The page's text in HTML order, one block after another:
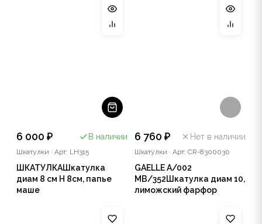
6 000 ₽ В наличии
Шкатулки · Арт: LH315
ШКАТУЛКАШкатулка
диам 8 см Н 8см, папье
маше
6 760 ₽ Нет в наличии
Шкатулки · Арт: CR-8300030
GAELLE A/002
MB/352Шкатулка диам 10,
лиможский фарфор